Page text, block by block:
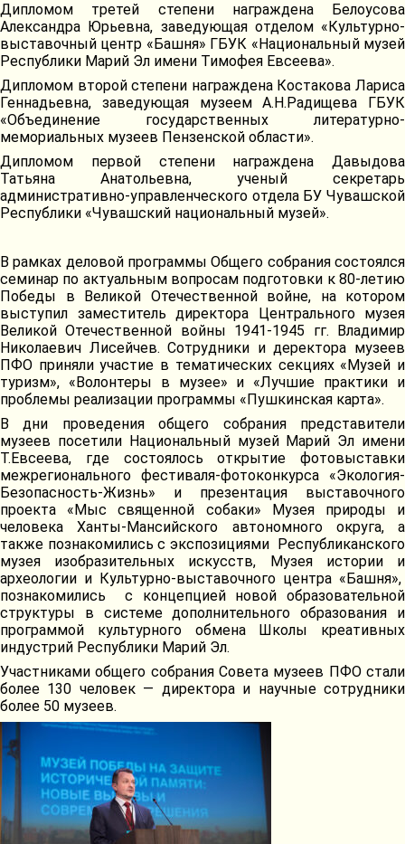
Дипломом третей степени награждена Белоусова
Александра Юрьевна, заведующая отделом «Культурно-
выставочный центр «Башня» ГБУК «Национальный музей
Республики Марий Эл имени Тимофея Евсеева».
Дипломом второй степени награждена Костакова Лариса
Геннадьевна, заведующая музеем А.Н.Радищева ГБУК
«Объединение государственных литературно-
мемориальных музеев Пензенской области».
Дипломом первой степени награждена Давыдова
Татьяна Анатольевна, ученый секретарь
административно-управленческого отдела БУ Чувашской
Республики «Чувашский национальный музей».
В рамках деловой программы Общего собрания состоялся
семинар по актуальным вопросам подготовки к 80-летию
Победы в Великой Отечественной войне, на котором
выступил заместитель директора Центрального музея
Великой Отечественной войны 1941-1945 гг. Владимир
Николаевич Лисейчев. Сотрудники и деректора музеев
ПФО приняли участие в тематических секциях «Музей и
туризм», «Волонтеры в музее» и «Лучшие практики и
проблемы реализации программы «Пушкинская карта».
В дни проведения общего собрания представители
музеев посетили Национальный музей Марий Эл имени
Т.Евсеева, где состоялось открытие фотовыставки
межрегионального фестиваля-фотоконкурса «Экология-
Безопасность-Жизнь» и презентация выставочного
проекта «Мыс священной собаки» Музея природы и
человека Ханты-Мансийского автономного округа, а
также познакомились с экспозициями Республиканского
музея изобразительных искусств, Музея истории и
археологии и Культурно-выставочного центра «Башня»,
познакомились с концепцией новой образовательной
структуры в системе дополнительного образования и
программой культурного обмена Школы креативных
индустрий Республики Марий Эл.
Участниками общего собрания Совета музеев ПФО стали
более 130 человек — директора и научные сотрудники
более 50 музеев.